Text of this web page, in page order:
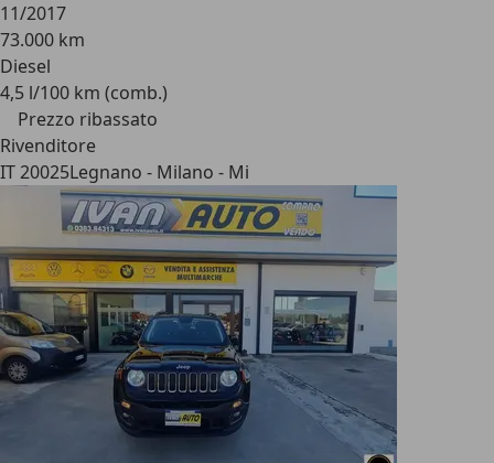
11/2017
73.000 km
Diesel
4,5 l/100 km (comb.)
Prezzo ribassato
Rivenditore
IT 20025Legnano - Milano - Mi